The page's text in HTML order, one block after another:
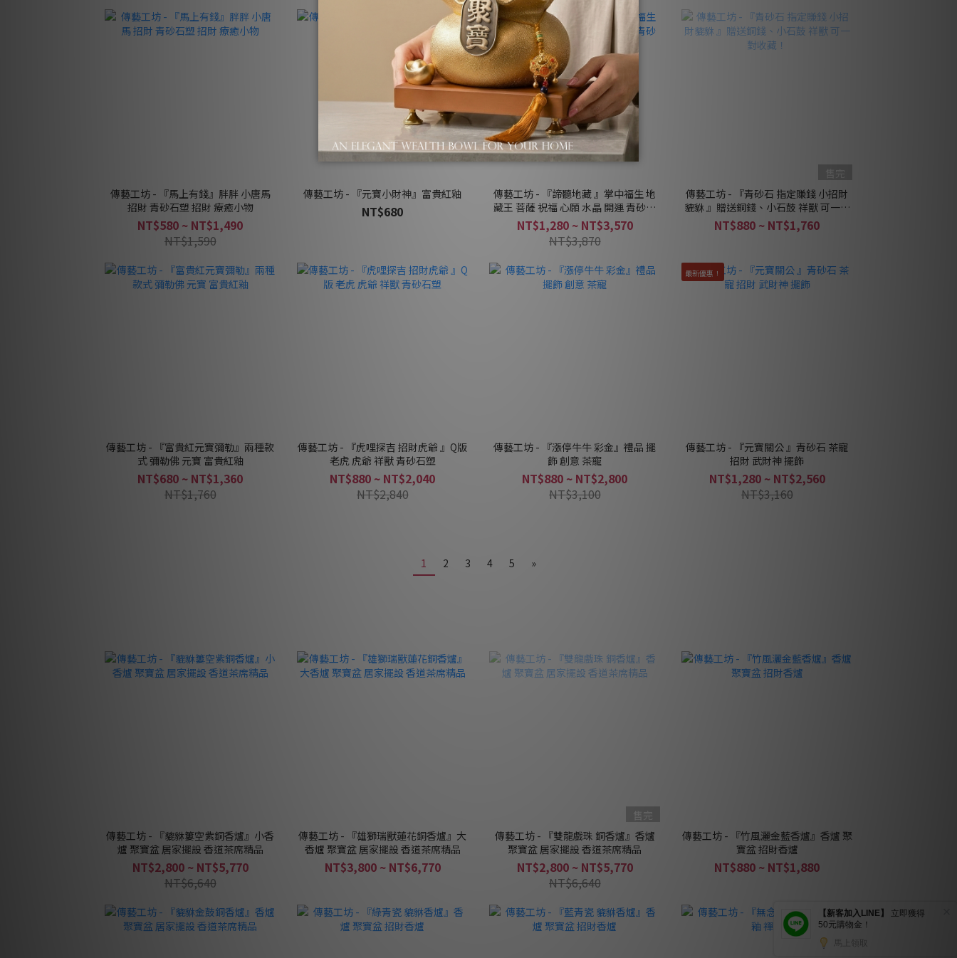
傳藝工坊 - 『馬上有錢』胖胖 小唐馬
招財 青砂石塑 招財 療癒小物
NT$580 ~ NT$1,490
NT$1,590
傳藝工坊 - 『元寶小財神』富貴紅釉
NT$680
最新優惠！
傳藝工坊 - 『諦聽地藏 』掌中福生 地
藏王 菩薩 祝福 心願 水晶 開運 青砂石
茶寵 擺飾
NT$1,280 ~ NT$3,570
NT$3,870
傳藝工坊 - 『青砂石 指定賺錢 小招財
貔貅 』贈送銅錢、小石鼓 祥獸 可一對
收藏！
NT$880 ~ NT$1,760
傳藝工坊 - 『富貴紅元寶彌勒』兩種款
式 彌勒佛 元寶 富貴紅釉
NT$680 ~ NT$1,360
NT$1,760
傳藝工坊 - 『虎哩探吉 招財虎爺 』Q版
老虎 虎爺 祥獸 青砂石塑
NT$880 ~ NT$2,040
NT$2,840
傳藝工坊 - 『漲停牛牛 彩金』禮品 擺
飾 創意 茶寵
NT$880 ~ NT$2,800
NT$3,100
最新優惠！
傳藝工坊 - 『元寶關公 』青砂石 茶寵
招財 武財神 擺飾
NT$1,280 ~ NT$2,560
NT$3,160
1 2 3 4 5 »
傳藝工坊 - 『貔貅簍空紫銅香爐』小香
爐 聚寶盆 居家擺設 香道茶席精品
NT$2,800 ~ NT$5,770
NT$6,640
傳藝工坊 - 『雄獅瑞獸蓮花銅香爐』大
香爐 聚寶盆 居家擺設 香道茶席精品
NT$3,800 ~ NT$6,770
售完
傳藝工坊 - 『雙龍戲珠 銅香爐』香爐
聚寶盆 居家擺設 香道茶席精品
NT$2,800 ~ NT$5,770
NT$6,640
傳藝工坊 - 『竹風灑金藍香爐』香爐 聚
寶盆 招財香爐
NT$880 ~ NT$1,880